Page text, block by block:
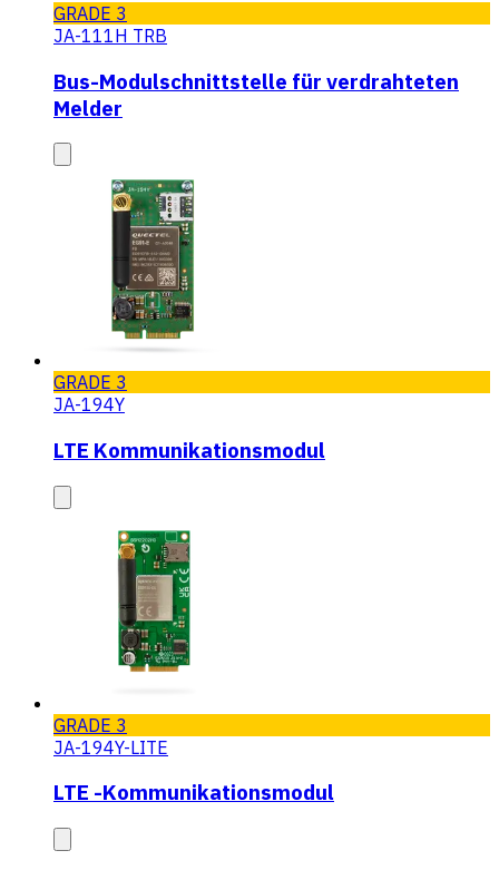
GRADE 3
JA-111H TRB
Bus-Modulschnittstelle für verdrahteten
Melder
GRADE 3
JA-194Y
LTE Kommunikationsmodul
GRADE 3
JA-194Y-LITE
LTE -Kommunikationsmodul